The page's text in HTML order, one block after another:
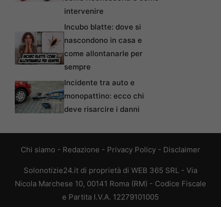
intervenire
Incubo blatte: dove si
nascondono in casa e
come allontanarle per
sempre
Incidente tra auto e
monopattino: ecco chi
deve risarcire i danni
Chi siamo - Redazione - Privacy Policy - Disclaimer
Solonotizie24.it di proprietà di WEB 365 SRL - Via
Nicola Marchese 10, 00141 Roma (RM) - Codice Fiscale
e Partita I.V.A. 12279101005